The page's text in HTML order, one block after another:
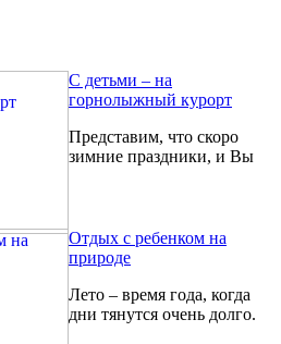
С детьми – на
горнолыжный курорт
Представим, что скоро
зимние праздники, и Вы
Отдых с ребенком на
природе
Лето – время года, когда
дни тянутся очень долго.